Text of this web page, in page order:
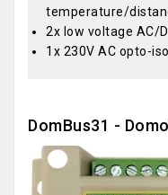
temperature/
2x low voltage AC/
1x 230V AC opto-
DomBus31 -